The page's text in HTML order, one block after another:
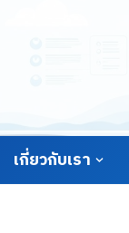
เกี่ยวกับเรา